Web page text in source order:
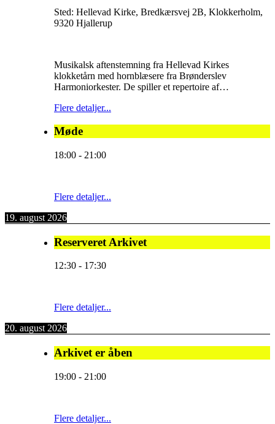
Sted: Hellevad Kirke, Bredkærsvej 2B, Klokkerholm,
9320 Hjallerup
Musikalsk aftenstemning fra Hellevad Kirkes
klokketårn med hornblæsere fra Brønderslev
Harmoniorkester. De spiller et repertoire af…
Flere detaljer...
Møde
18:00 - 21:00
Flere detaljer...
19. august 2026
Reserveret Arkivet
12:30 - 17:30
Flere detaljer...
20. august 2026
Arkivet er åben
19:00 - 21:00
Flere detaljer...